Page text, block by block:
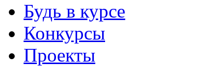
Будь в курсе
Конкурсы
Проекты